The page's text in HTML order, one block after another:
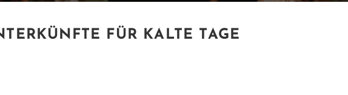
FÜR KALTE TAGE